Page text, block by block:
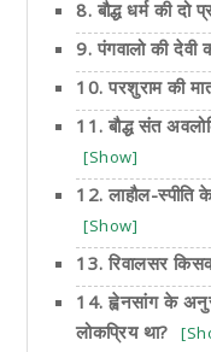
8. बौद्ध धर्म की
9. पंगवालो की देवी
10. परशुराम की
11. बौद्ध संत
[Show]
12. लाहौल-
[Show]
13. रिवालसर
14. ह्वेनसांग के
लोकप्रिय था?